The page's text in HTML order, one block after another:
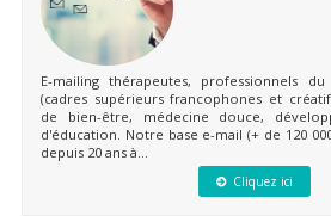
E-mailing thérapeutes, professionnels
(cadres supérieurs francophones et
de bien-être, médecine douce,
d'éducation. Notre base e-mail (+ de 120
depuis 20 ans à...
Cliquez ici